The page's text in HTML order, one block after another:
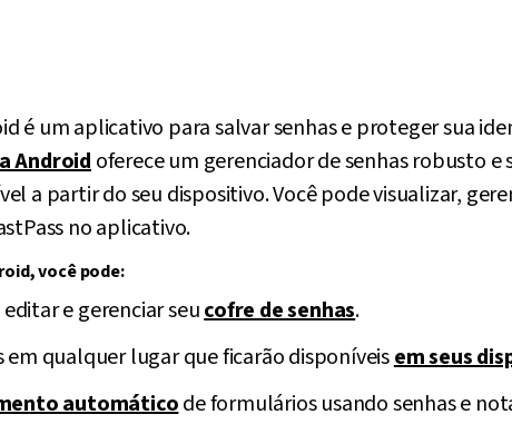
é um aplicativo para salvar senhas e proteger sua
Androidoferece um gerenciador de senhas robusto
a partir do seu dispositivo. Você pode visualizar,
no aplicativo.
você pode:
editar e gerenciar seucofre de senhas.
em qualquer lugar que ficarão disponíveisem seus
automáticode formulários usando senhas e